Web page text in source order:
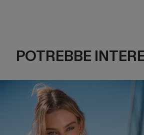
POTREBBE